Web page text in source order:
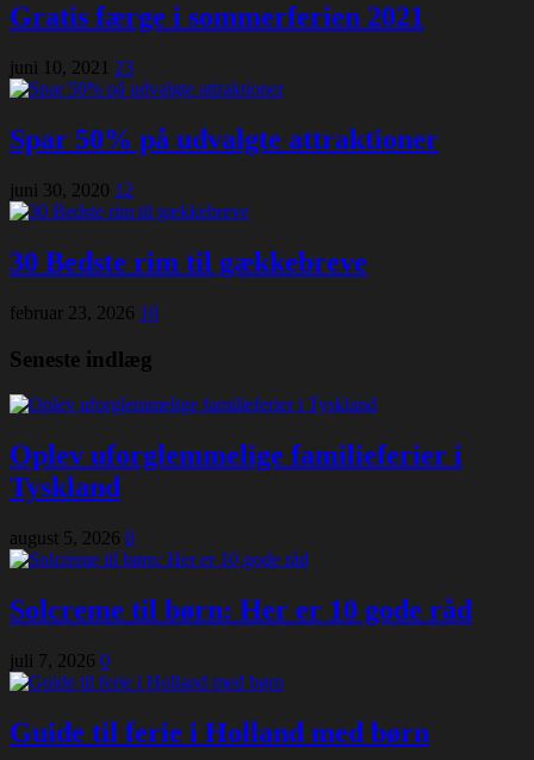
Gratis færge i sommerferien 2021
juni 10, 2021 23
Spar 50% på udvalgte attraktioner
juni 30, 2020 12
30 Bedste rim til gækkebreve
februar 23, 2026 10
Seneste indlæg
Oplev uforglemmelige familieferier i
Tyskland
august 5, 2026 0
Solcreme til børn: Her er 10 gode råd
juli 7, 2026 0
Guide til ferie i Holland med børn